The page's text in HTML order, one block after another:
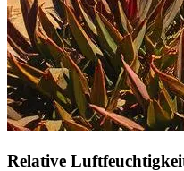
Relative